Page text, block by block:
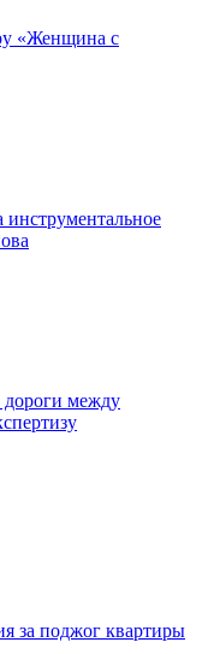
«Женщина с
инструментальное
дороги между
за поджог квартиры